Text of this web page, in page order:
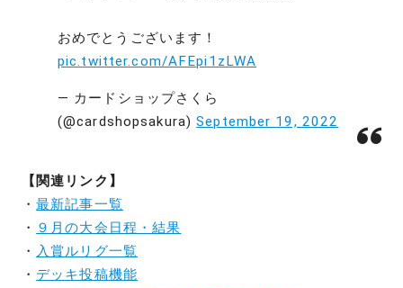
おめでとうございます！
pic.twitter.com/AFEpi1zLWA
— カードショップさくら
(@cardshopsakura)September 19, 2022
【関連リンク】
・最新記事一覧
・ ９月の大会日程・結果
・ 入賞ルリグ一覧
・ デッキ投稿機能